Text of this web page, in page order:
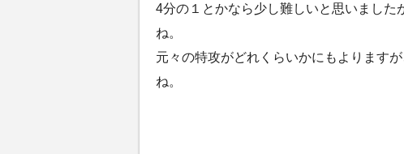
4分の１とかなら少し難しいと思いまし
ね。
元々の特攻がどれくらいかにもよります
ね。